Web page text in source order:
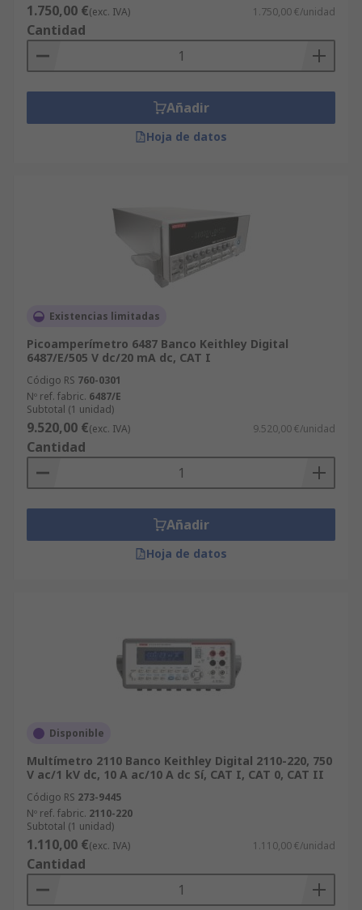
1.750,00 €(exc. IVA) 1.750,00 €/unidad
Cantidad
Añadir
Hoja de datos
Existencias limitadas
Picoamperímetro 6487 Banco Keithley Digital
6487/E/505 V dc/20 mA dc, CAT I
Código RS 760-0301
Nº ref. fabric. 6487/E
Subtotal (1 unidad)
9.520,00 €(exc. IVA) 9.520,00 €/unidad
Cantidad
Añadir
Hoja de datos
Disponible
Multímetro 2110 Banco Keithley Digital 2110-220, 750
V ac/1 kV dc, 10 A ac/10 A dc Sí, CAT I, CAT 0, CAT II
Código RS 273-9445
Nº ref. fabric. 2110-220
Subtotal (1 unidad)
1.110,00 €(exc. IVA) 1.110,00 €/unidad
Cantidad